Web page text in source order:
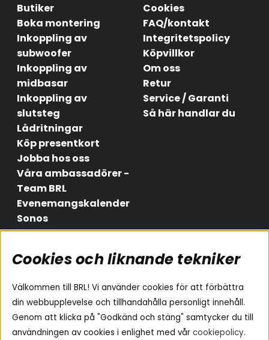
Butiker
Boka montering
Inkoppling av
subwoofer
Inkoppling av
midbasar
Inkoppling av
slutsteg
Lådritningar
Köp presentkort
Jobba hos oss
Våra ambassadörer -
Team BRL
Evenemangskalender
Sonos
Cookies
FAQ/kontakt
Integritetspolicy
Köpvillkor
Om oss
Retur
Service / Garanti
Så här handlar du
Områden
Billjud
Hemmaljud
Medarbetare
Vad passar i min bil
Följ oss
Instagram
Facebook
Youtube
Cookies och liknande tekniker
Välkommen till BRL! Vi använder cookies för att förbättra
din webbupplevelse och tillhandahålla personligt innehåll.
Genom att klicka på "Godkänd och stäng" samtycker du till
användningen av cookies i enlighet med vår cookiepolicy.